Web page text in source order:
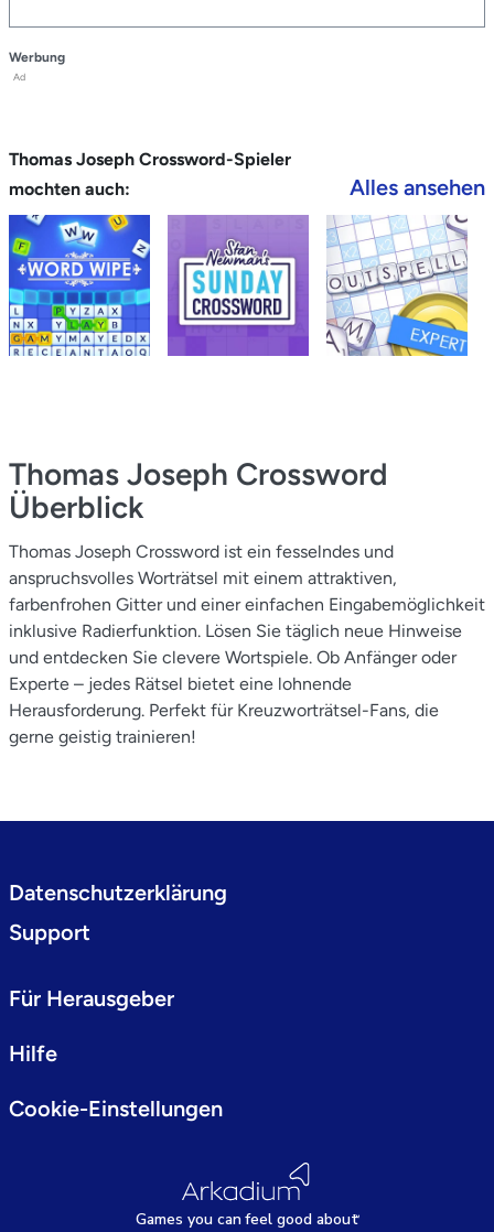
Werbung
Ad
Thomas Joseph Crossword-Spieler
mochten auch:
Alles ansehen
Thomas Joseph Crossword
Überblick
Thomas Joseph Crossword ist ein fesselndes und
anspruchsvolles Worträtsel mit einem attraktiven,
farbenfrohen Gitter und einer einfachen Eingabemöglichkeit
inklusive Radierfunktion. Lösen Sie täglich neue Hinweise
und entdecken Sie clevere Wortspiele. Ob Anfänger oder
Experte – jedes Rätsel bietet eine lohnende
Herausforderung. Perfekt für Kreuzworträtsel-Fans, die
gerne geistig trainieren!
Games you canfeel good about
Datenschutzerklärung
Support
Für Herausgeber
Hilfe
Cookie-Einstellungen